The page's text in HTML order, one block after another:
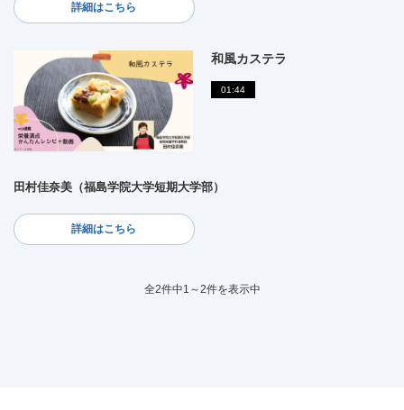
詳細はこちら
和風カステラ
01:44
田村佳奈美（福島学院大学短期大学部）
詳細はこちら
全2件中1～2件を表示中